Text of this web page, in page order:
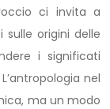
ci invita a
origini delle
i significati
nel
ma un modo